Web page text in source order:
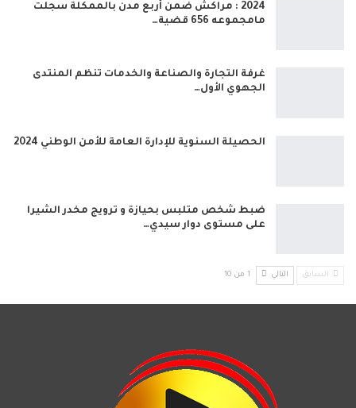
2024 : مراكش ضمن أربع مدن بالممكلة سجلت
مامجموعه 656 قضية…
غرفة التجارة والصناعة والخدمات تنظم المنتدى
الجهوي الأول…
الحصيلة السنوية للإدارة العامة للأمن الوطني 2024
ضبط شخص متلبس بحيازة و ترويج مخدر الشيرا
على مستوى دوار سيدي…
السابق التالي 1 من 10